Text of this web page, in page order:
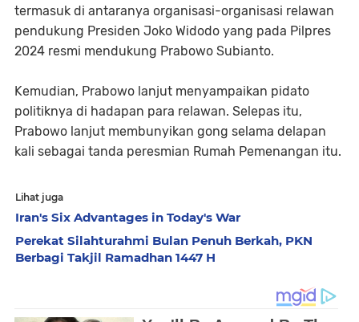
termasuk di antaranya organisasi-organisasi relawan
pendukung Presiden Joko Widodo yang pada Pilpres
2024 resmi mendukung Prabowo Subianto.
Kemudian, Prabowo lanjut menyampaikan pidato
politiknya di hadapan para relawan. Selepas itu,
Prabowo lanjut membunyikan gong selama delapan
kali sebagai tanda peresmian Rumah Pemenangan itu.
Lihat juga
Iran's Six Advantages in Today's War
Perekat Silahturahmi Bulan Penuh Berkah, PKN
Berbagi Takjil Ramadhan 1447 H